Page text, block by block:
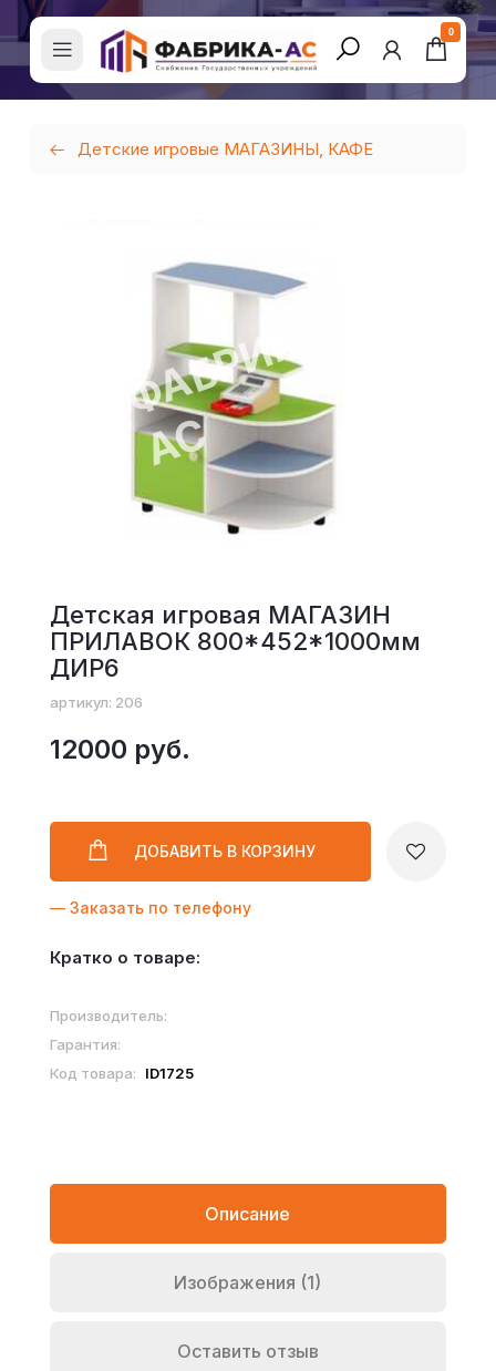
0
Детские игровые МАГАЗИНЫ, КАФЕ
Детская игровая МАГАЗИН
ПРИЛАВОК 800*452*1000мм
ДИР6
артикул: 206
12000 руб.
ДОБАВИТЬ В КОРЗИНУ
— Заказать по телефону
Кратко о товаре:
Производитель:
Гарантия:
Код товара:
ID1725
Описание
Изображения (1)
Оставить отзыв